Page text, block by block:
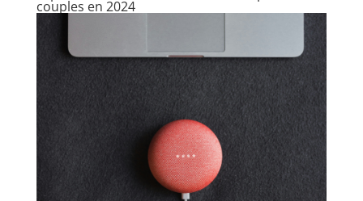
couples en 2024